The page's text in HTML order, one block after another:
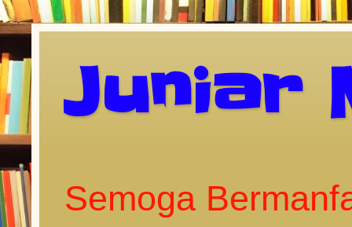
Juniar
Semoga